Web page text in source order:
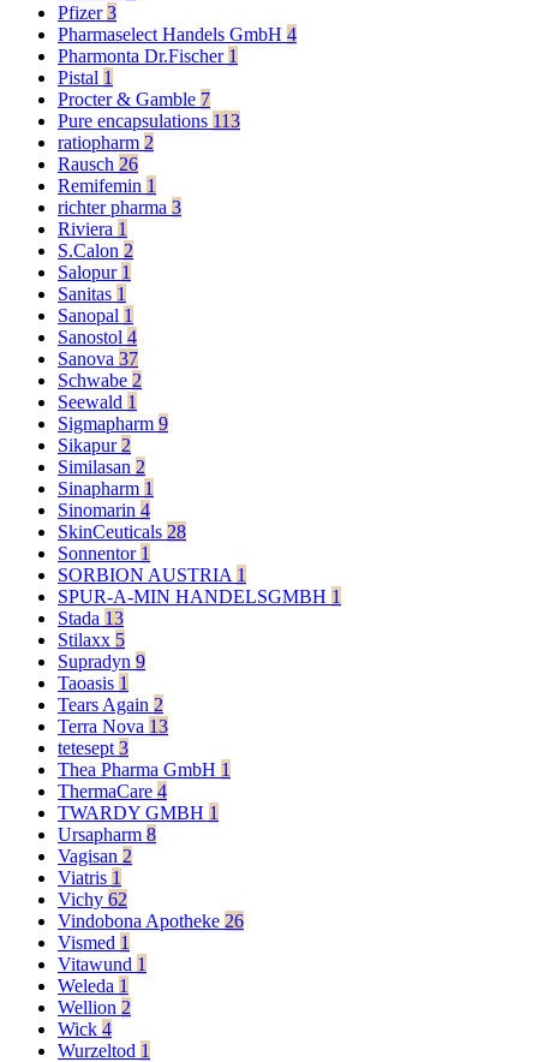
Pfizer3
Pharmaselect Handels GmbH 4
Pharmonta Dr.Fischer 1
Pistal 1
Procter & Gamble 7
Pure encapsulations 113
ratiopharm 2
Rausch 26
Remifemin 1
richter pharma 3
Riviera 1
S.Calon 2
Salopur 1
Sanitas 1
Sanopal 1
Sanostol 4
Sanova 37
Schwabe 2
Seewald 1
Sigmapharm 9
Sikapur 2
Similasan 2
Sinapharm 1
Sinomarin 4
SkinCeuticals 28
Sonnentor 1
SORBION AUSTRIA 1
SPUR-A-MIN HANDELSGMBH 1
Stada 13
Stilaxx 5
Supradyn 9
Taoasis 1
Tears Again 2
Terra Nova 13
tetesept 3
Thea Pharma GmbH 1
ThermaCare 4
TWARDY GMBH 1
Ursapharm 8
Vagisan 2
Viatris 1
Vichy 62
Vindobona Apotheke 26
Vismed 1
Vitawund 1
Weleda 1
Wellion 2
Wick 4
Wurzeltod 1